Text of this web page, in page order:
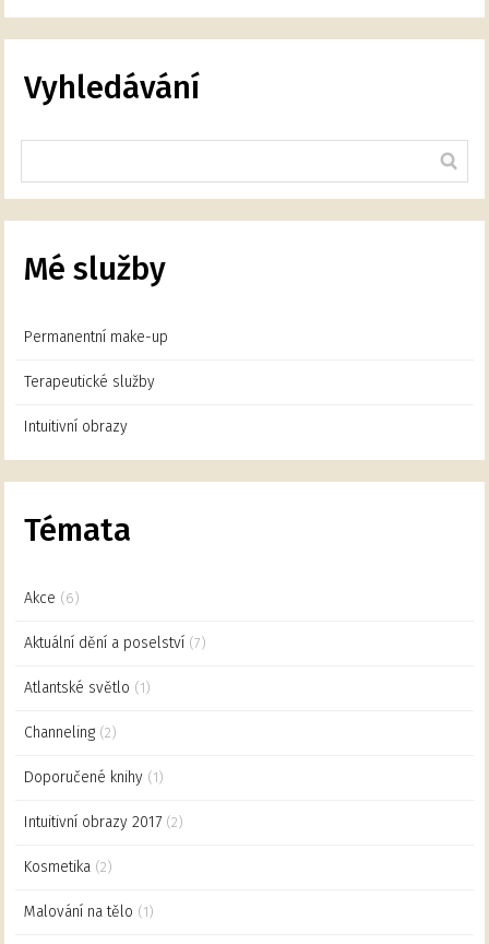
Vyhledávání
Mé služby
Permanentní make-up
Terapeutické služby
Intuitivní obrazy
Témata
Akce (6)
Aktuální dění a poselství (7)
Atlantské světlo (1)
Channeling (2)
Doporučené knihy (1)
Intuitivní obrazy 2017 (2)
Kosmetika (2)
Malování na tělo (1)